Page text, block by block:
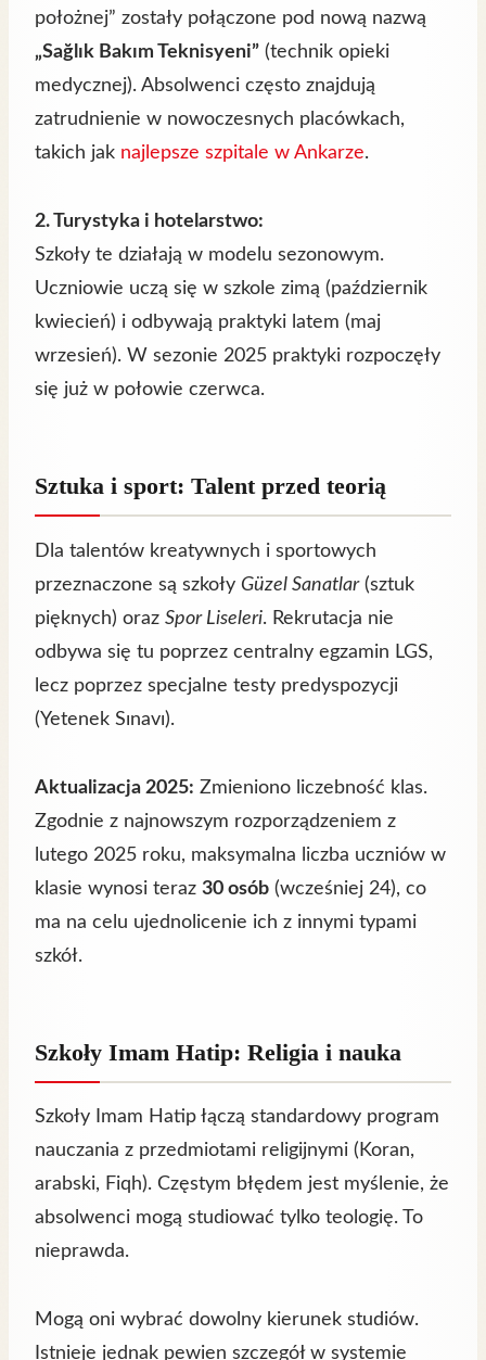
położnej” zostały połączone pod nową nazwą
„Sağlık Bakım Teknisyeni” (technik opieki
medycznej). Absolwenci często znajdują
zatrudnienie w nowoczesnych placówkach,
takich jak najlepsze szpitale w Ankarze.
2. Turystyka i hotelarstwo:
Szkoły te działają w modelu sezonowym.
Uczniowie uczą się w szkole zimą (październik
kwiecień) i odbywają praktyki latem (maj
wrzesień). W sezonie 2025 praktyki rozpoczęły
się już w połowie czerwca.
Sztuka i sport: Talent przed teorią
Dla talentów kreatywnych i sportowych
przeznaczone są szkoły Güzel Sanatlar(sztuk
pięknych) oraz Spor Liseleri. Rekrutacja nie
odbywa się tu poprzez centralny egzamin LGS,
lecz poprzez specjalne testy predyspozycji
(Yetenek Sınavı).
Aktualizacja 2025: Zmieniono liczebność klas.
Zgodnie z najnowszym rozporządzeniem z
lutego 2025 roku, maksymalna liczba uczniów w
klasie wynosi teraz 30 osób (wcześniej 24), co
ma na celu ujednolicenie ich z innymi typami
szkół.
Szkoły Imam Hatip: Religia i nauka
Szkoły Imam Hatip łączą standardowy program
nauczania z przedmiotami religijnymi (Koran,
arabski, Fiqh). Częstym błędem jest myślenie, że
absolwenci mogą studiować tylko teologię. To
nieprawda.
Mogą oni wybrać dowolny kierunek studiów.
Istnieje jednak pewien szczegół w systemie